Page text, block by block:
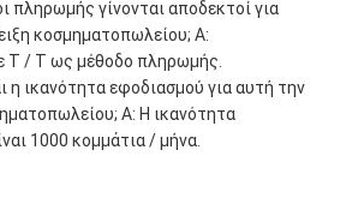
πληρωμής γίνονται αποδεκτοί για
κοσμηματοπωλείου; Α:
T / T ως μέθοδο πληρωμής.
η ικανότητα εφοδιασμού για αυτή την
Α: Η ικανότητα
1000 κομμάτια / μήνα.